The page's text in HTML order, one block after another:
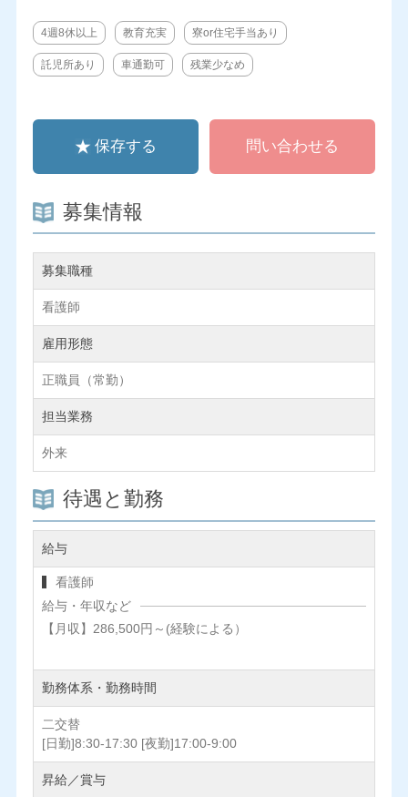
4週8休以上 教育充実 寮or住宅手当あり
託児所あり 車通勤可 残業少なめ
保存する 問い合わせる
募集情報
募集職種
看護師
雇用形態
正職員（常勤）
担当業務
外来
待遇と勤務
給与
看護師
給与・年収など
【月収】286,500円～(経験による）
勤務体系・勤務時間
二交替
[日勤]8:30-17:30 [夜勤]17:00-9:00
昇給／賞与